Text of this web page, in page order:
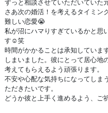
ずっと相談させていただいていた
さあ次の婚活！を考えるタイミン
難しい恋愛😭
私が沼にハマりすぎているかと思
す☺️笑
時間がかかることは承知してい
しまいました。彼にとって居心地
考えてもらえるよう頑張ります。
不安や心配な気持ちになってしま
ただきたいです。
どうか彼と上手く進めるよう、ご